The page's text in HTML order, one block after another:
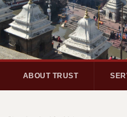
ABOUT TRUST